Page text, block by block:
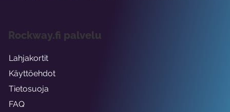
Rockway.fi palvelu
Lahjakortit
Käyttöehdot
Tietosuoja
FAQ